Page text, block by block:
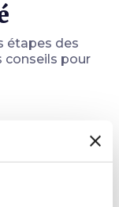
étapes des
conseils pour